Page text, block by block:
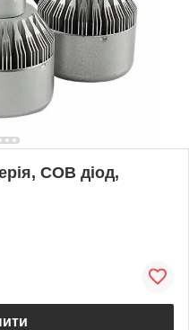
COB діод,